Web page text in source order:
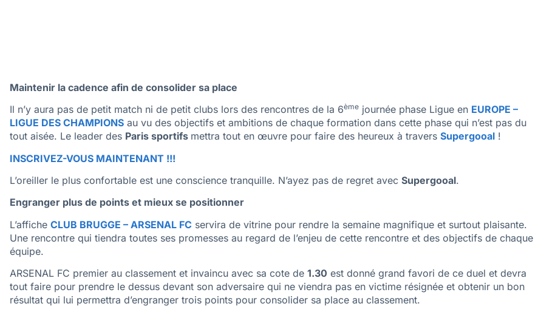
Maintenir la cadence afin de consolider sa place
Il n’y aura pas de petit match ni de petit clubs lors des rencontres de la 6ème journée phase Ligue en EUROPE –
LIGUE DES CHAMPIONS au vu des objectifs et ambitions de chaque formation dans cette phase qui n’est pas du
tout aisée. Le leader des Paris sportifs mettra tout en œuvre pour faire des heureux à travers Supergooal !
INSCRIVEZ-VOUS MAINTENANT !!!
L’oreiller le plus confortable est une conscience tranquille. N’ayez pas de regret avec Supergooal.
Engranger plus de points et mieux se positionner
L’affiche CLUB BRUGGE – ARSENAL FC servira de vitrine pour rendre la semaine magnifique et surtout plaisante.
Une rencontre qui tiendra toutes ses promesses au regard de l’enjeu de cette rencontre et des objectifs de chaque
équipe.
ARSENAL FC premier au classement et invaincu avec sa cote de 1.30 est donné grand favori de ce duel et devra
tout faire pour prendre le dessus devant son adversaire qui ne viendra pas en victime résignée et obtenir un bon
résultat qui lui permettra d’engranger trois points pour consolider sa place au classement.